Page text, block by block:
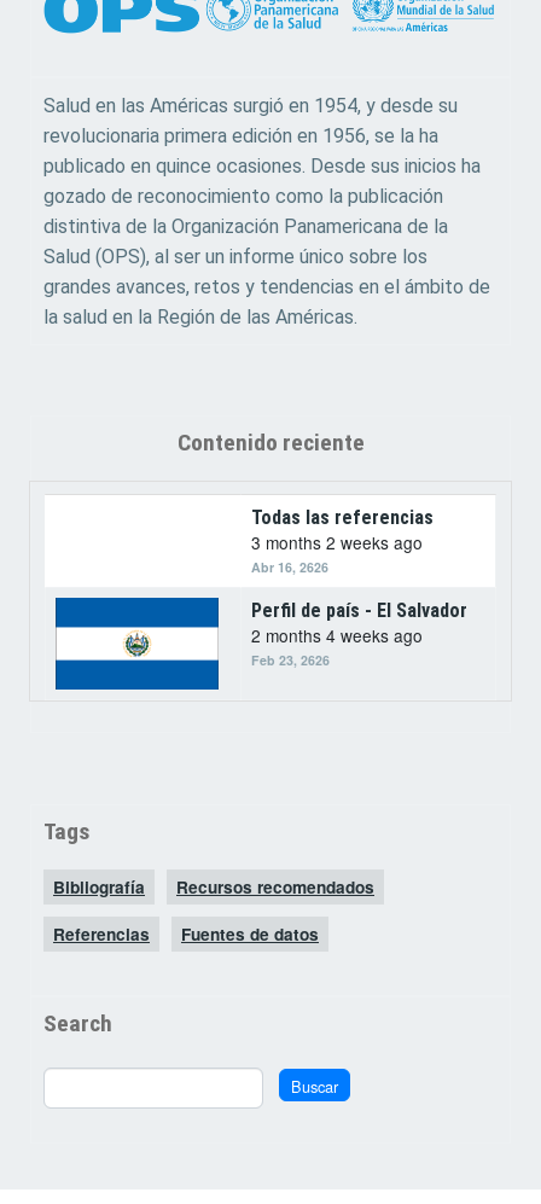
Salud en las Américas surgió en 1954, y desde su
revolucionaria primera edición en 1956, se la ha
publicado en quince ocasiones. Desde sus inicios ha
gozado de reconocimiento como la publicación
distintiva de la Organización Panamericana de la
Salud (OPS), al ser un informe único sobre los
grandes avances, retos y tendencias en el ámbito de
la salud en la Región de las Américas.
Contenido reciente
Todas las referencias
3 months 2 weeks ago
Abr 16, 2626
Perfil de país - El Salvador
2 months 4 weeks ago
Feb 23, 2626
Tags
Bibliografía Recursos recomendados
Referencias Fuentes de datos
Search
Buscar Buscar